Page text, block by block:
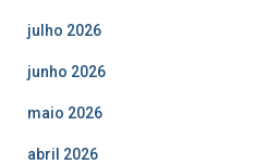
julho 2026
junho 2026
maio 2026
abril 2026